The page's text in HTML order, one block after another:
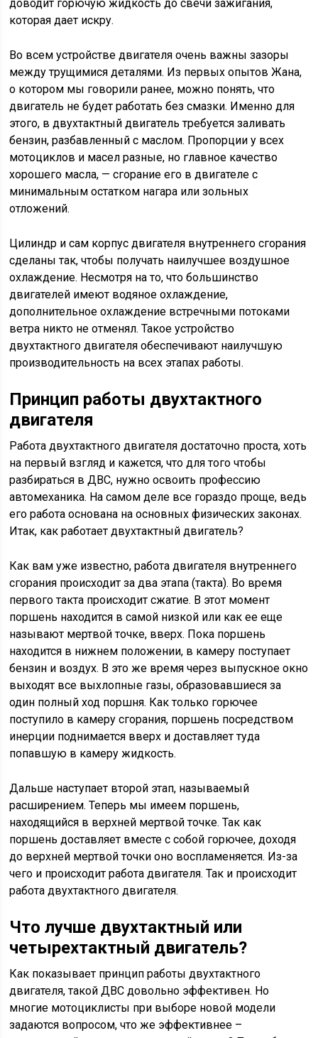
доводит горючую жидкость до свечи зажигания,
которая дает искру.
Во всем устройстве двигателя очень важны зазоры
между трущимися деталями. Из первых опытов Жана,
о котором мы говорили ранее, можно понять, что
двигатель не будет работать без смазки. Именно для
этого, в двухтактный двигатель требуется заливать
бензин, разбавленный с маслом. Пропорции у всех
мотоциклов и масел разные, но главное качество
хорошего масла, — сгорание его в двигателе с
минимальным остатком нагара или зольных
отложений.
Цилиндр и сам корпус двигателя внутреннего сгорания
сделаны так, чтобы получать наилучшее воздушное
охлаждение. Несмотря на то, что большинство
двигателей имеют водяное охлаждение,
дополнительное охлаждение встречными потоками
ветра никто не отменял. Такое устройство
двухтактного двигателя обеспечивают наилучшую
производительность на всех этапах работы.
Принцип работы двухтактного
двигателя
Работа двухтактного двигателя достаточно проста, хоть
на первый взгляд и кажется, что для того чтобы
разбираться в ДВС, нужно освоить профессию
автомеханика. На самом деле все гораздо проще, ведь
его работа основана на основных физических законах.
Итак, как работает двухтактный двигатель?
Как вам уже известно, работа двигателя внутреннего
сгорания происходит за два этапа (такта). Во время
первого такта происходит сжатие. В этот момент
поршень находится в самой низкой или как ее еще
называют мертвой точке, вверх. Пока поршень
находится в нижнем положении, в камеру поступает
бензин и воздух. В это же время через выпускное окно
выходят все выхлопные газы, образовавшиеся за
один полный ход поршня. Как только горючее
поступило в камеру сгорания, поршень посредством
инерции поднимается вверх и доставляет туда
попавшую в камеру жидкость.
Дальше наступает второй этап, называемый
расширением. Теперь мы имеем поршень,
находящийся в верхней мертвой точке. Так как
поршень доставляет вместе с собой горючее, доходя
до верхней мертвой точки оно воспламеняется. Из-за
чего и происходит работа двигателя. Так и происходит
работа двухтактного двигателя.
Что лучше двухтактный или
четырехтактный двигатель?
Как показывает принцип работы двухтактного
двигателя, такой ДВС довольно эффективен. Но
многие мотоциклисты при выборе новой модели
задаются вопросом, что же эффективнее –